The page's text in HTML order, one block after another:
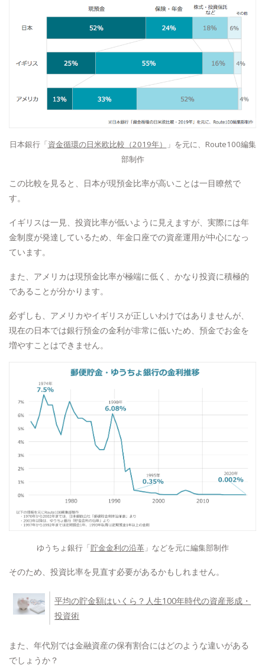
日本銀行「資金循環の日米欧比較（2019年）
」を元に、Route100編集
部制作
この比較を見ると、日本が現預金比率が高いことは一目瞭然で
す。
イギリスは一見、投資比率が低いように見えますが、実際には年
金制度が発達しているため、年金口座での資産運用が中心になっ
ています。
また、アメリカは現預金比率が極端に低く、かなり投資に積極的
であることが分かります。
必ずしも、アメリカやイギリスが正しいわけではありませんが、
現在の日本では銀行預金の金利が非常に低いため、預金でお金を
増やすことはできません。
ゆうちょ銀行「貯金金利の沿革」などを元に編集部制作
そのため、投資比率を見直す必要があるかもしれません。
平均の貯金額はいくら？人生100年時代の資産形成・
投資術
また、年代別では金融資産の保有割合にはどのような違いがある
でしょうか？